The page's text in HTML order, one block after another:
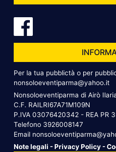
Per la tua pubblictà o per
nonsoloeventiparma@yahoo.it
Nonsoloeventiparma di Airò
C.F. RAILRI67A71M109N
P.IVA 03076420342 - REA PR
Telefono 3926008147
Email
Note legali -Privacy Policy -